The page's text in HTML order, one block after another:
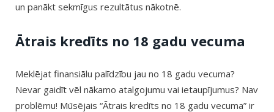
un panākt sekmīgus rezultātus nākotnē.
Ātrais kredīts no 18 gadu vecuma
Meklējat finansiālu palīdzību jau no 18 gadu vecuma?
Nevar gaidīt vēl nākamo atalgojumu vai ietaupījumus? Nav
problēmu! Mūsējais “Ātrais kredīts no 18 gadu vecuma” ir